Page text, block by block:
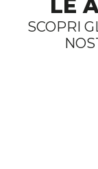
LE
SCOPRI